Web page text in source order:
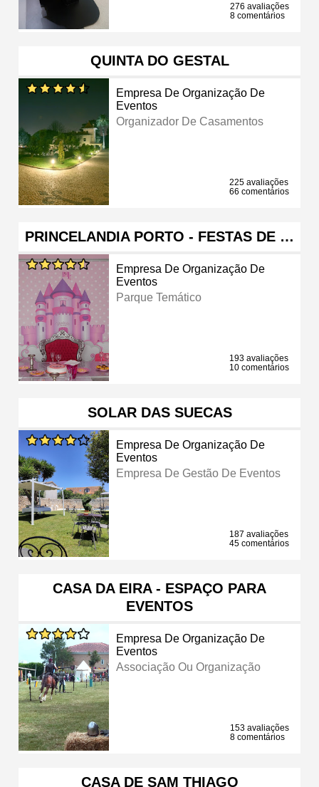
276 avaliações
8 comentários
QUINTA DO GESTAL
Empresa De Organização De
Eventos
Organizador De Casamentos
225 avaliações
66 comentários
PRINCELANDIA PORTO - FESTAS DE …
Empresa De Organização De
Eventos
Parque Temático
193 avaliações
10 comentários
SOLAR DAS SUECAS
Empresa De Organização De
Eventos
Empresa De Gestão De Eventos
187 avaliações
45 comentários
CASA DA EIRA - ESPAÇO PARA
EVENTOS
Empresa De Organização De
Eventos
Associação Ou Organização
153 avaliações
8 comentários
CASA DE SAM THIAGO